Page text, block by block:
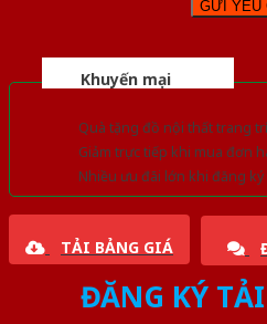
Khuyến mại
Quà tặng đồ nội thất trang
Giảm trực tiếp khi mua đơn
Nhiều ưu đãi lớn khi đăng
TẢI BẢNG GIÁ
ĐĂNG KÝ